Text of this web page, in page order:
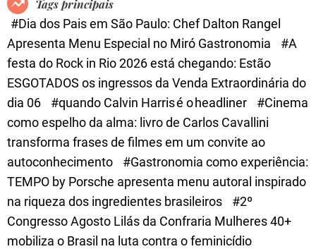
e
Tags principais
#Dia dos Pais em São Paulo: Chef Dalton Rangel
Apresenta Menu Especial no Miró Gastronomia
#A
festa do Rock in Rio 2026 está chegando: Estão
ESGOTADOS os ingressos da Venda Extraordinária do
dia 06
#quando Calvin Harris é o headliner
#Cinema
como espelho da alma: livro de Carlos Cavallini
transforma frases de filmes em um convite ao
autoconhecimento
#Gastronomia como experiência:
TEMPO by Porsche apresenta menu autoral inspirado
na riqueza dos ingredientes brasileiros
#2º
Congresso Agosto Lilás da Confraria Mulheres 40+
mobiliza o Brasil na luta contra o feminicídio